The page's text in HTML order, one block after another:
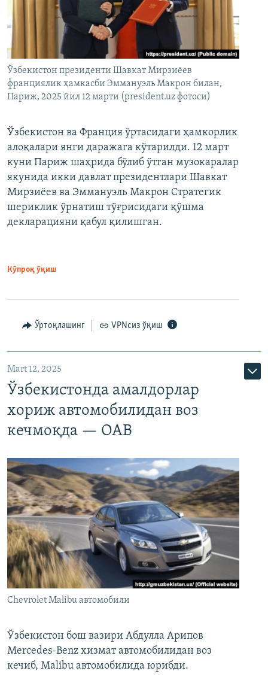
Ўзбекистон президенти Шавкат Мирзиёев
франциялик ҳамкасби Эммануэль Макрон билан,
Париж, 2025 йил 12 марти (president.uz фотоси)
Ўзбекистон ва Франция ўртасидаги ҳамкорлик
алоқалари янги даражага кўтарилди. 12 март
куни Париж шаҳрида бўлиб ўтган музокаралар
якунида икки давлат президентлари Шавкат
Мирзиёев ва Эммануэль Макрон Стратегик
шериклик ўрнатиш тўғрисидаги қўшма
декларацияни қабул қилишган.
Кўпроқ ўқиш
Ўртоқлашинг VPNсиз ўқиш
Mart 12, 2025
Ўзбекистонда амалдорлар
хориж автомобилидан воз
кечмоқда — ОАВ
Chevrolet Malibu автомобили
Ўзбекистон бош вазири Абдулла Арипов
Mercedes-Benz хизмат автомобилидан воз
кечиб, Malibu автомобилида юрибди.